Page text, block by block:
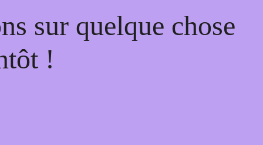
sur quelque chose
!